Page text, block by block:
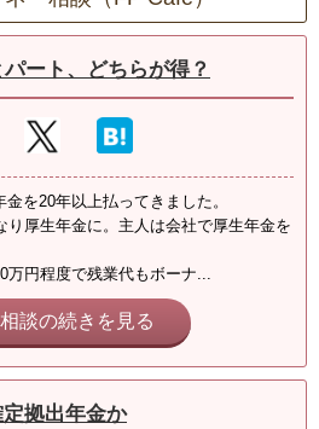
ート、どちらが得？
金を20年以上払ってきました。
り厚生年金に。主人は会社で厚生年金を
万円程度で残業代もボーナ...
談の続きを見る
拠出年金か